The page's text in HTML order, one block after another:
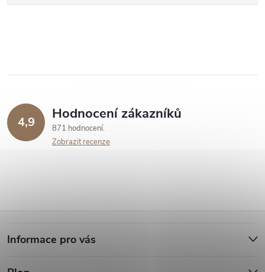
4,9 Hodnocení zákazníků
871 hodnocení
Zobrazit recenze
áInformace pro vás